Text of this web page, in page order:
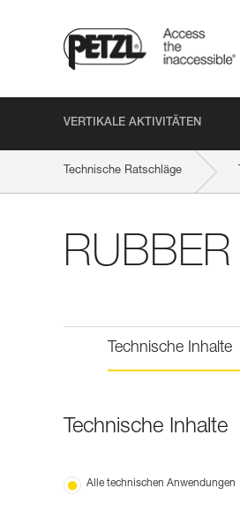
VERTIKALE AKTIVITÄTEN
Technische Ratschläge
RUBBER
Technische Inhalte
Technische Inhalte
Alle technischen Anwendungen